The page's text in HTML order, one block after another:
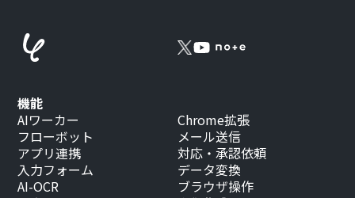
機能
AIワーカー
フローボット
アプリ連携
入力フォーム
AI-OCR
Chrome拡張
メール送信
対応・承認依頼
データ変換
ブラウザ操作